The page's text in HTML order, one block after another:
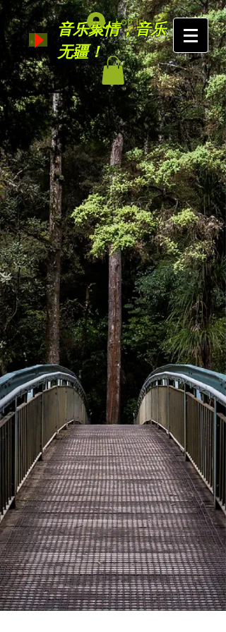
音乐聚情，音乐
无疆！
Log In